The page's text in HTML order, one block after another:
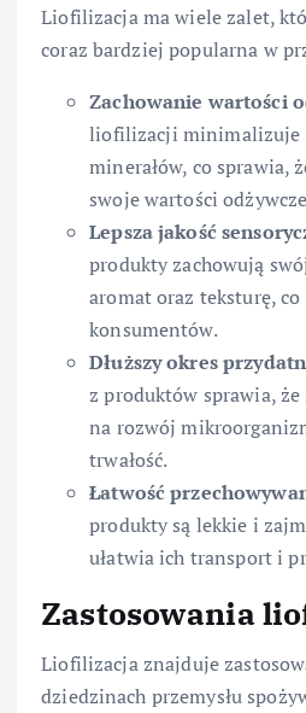
Liofilizacja ma wiele zalet,
coraz bardziej popularna w
Zachowanie wartości
liofilizacji minimalizuje
minerałów, co sprawia,
swoje wartości
Lepsza jakość
produkty zachowują
aromat oraz teksturę,
konsumentów.
Dłuższy okres
z produktów sprawia,
na rozwój
trwałość.
Łatwość
produkty są lekkie i
ułatwia ich transport i
Zastosowania
Liofilizacja znajduje
dziedzinach przemysłu